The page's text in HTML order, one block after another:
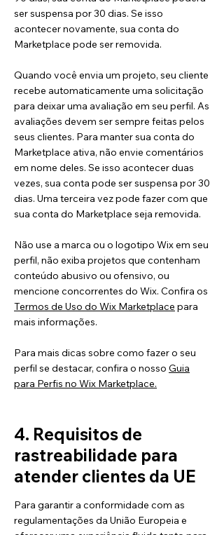
ser suspensa por 30 dias. Se isso
acontecer novamente, sua conta do
Marketplace pode ser removida.
Quando você envia um projeto, seu cliente
recebe automaticamente uma solicitação
para deixar uma avaliação em seu perfil. As
avaliações devem ser sempre feitas pelos
seus clientes. Para manter sua conta do
Marketplace ativa, não envie comentários
em nome deles. Se isso acontecer duas
vezes, sua conta pode ser suspensa por 30
dias. Uma terceira vez pode fazer com que
sua conta do Marketplace seja removida.
Não use a marca ou o logotipo Wix em seu
perfil, não exiba projetos que contenham
conteúdo abusivo ou ofensivo, ou
mencione concorrentes do Wix. Confira os
Termos de Uso do Wix Marketplace para
mais informações.
Para mais dicas sobre como fazer o seu
perfil se destacar, confira o nosso Guia
para Perfis no Wix Marketplace.
4. Requisitos de
rastreabilidade para
atender clientes da UE
Para garantir a conformidade com as
regulamentações da União Europeia e